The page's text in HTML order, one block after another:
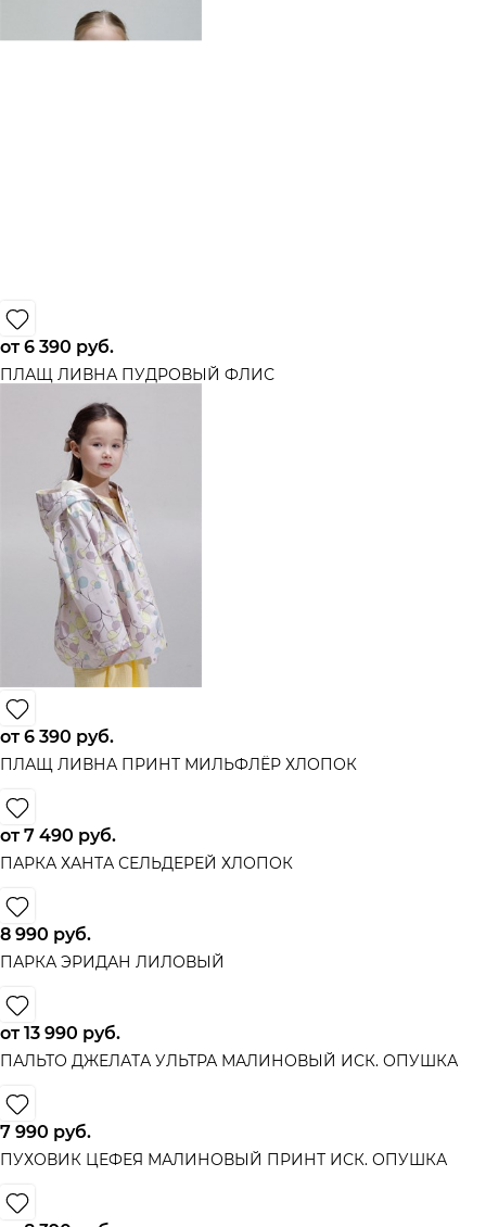
от6 390 руб.
ПЛАЩ ЛИВНА ПУДРОВЫЙ ФЛИС
от6 390 руб.
ПЛАЩ ЛИВНА ПРИНТ МИЛЬФЛЁР ХЛОПОК
от7 490 руб.
ПАРКА ХАНТА СЕЛЬДЕРЕЙ ХЛОПОК
8 990 руб.
ПАРКА ЭРИДАН ЛИЛОВЫЙ
от13 990 руб.
ПАЛЬТО ДЖЕЛАТА УЛЬТРА МАЛИНОВЫЙ ИСК. ОПУШКА
7 990 руб.
ПУХОВИК ЦЕФЕЯ МАЛИНОВЫЙ ПРИНТ ИСК. ОПУШКА